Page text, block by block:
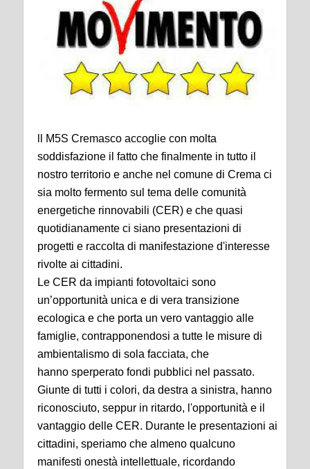
ll M5S Cremasco accoglie con molta
soddisfazione il fatto che finalmente in tutto il
nostro territorio e anche nel comune di Crema ci
sia molto fermento sul tema delle comunità
energetiche rinnovabili (CER) e che quasi
quotidianamente ci siano presentazioni di
progetti e raccolta di manifestazione d'interesse
rivolte ai cittadini.
Le CER da impianti fotovoltaici sono
un’opportunità unica e di vera transizione
ecologica e che porta un vero vantaggio alle
famiglie, contrapponendosi a tutte le misure di
ambientalismo di sola facciata, che
hanno sperperato fondi pubblici nel passato.
Giunte di tutti i colori, da destra a sinistra, hanno
riconosciuto, seppur in ritardo, l'opportunità e il
vantaggio delle CER. Durante le presentazioni ai
cittadini, speriamo che almeno qualcuno
manifesti onestà intellettuale, ricordando